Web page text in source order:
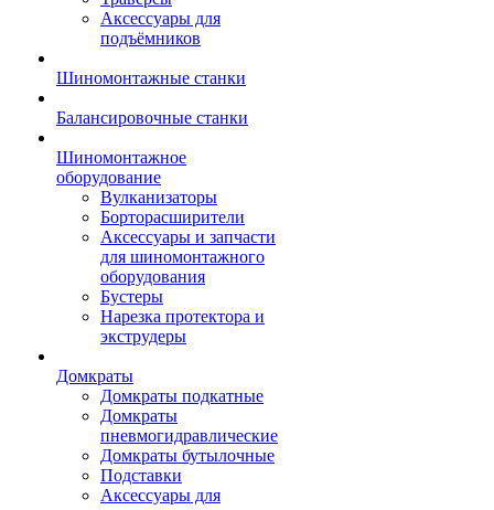
Аксессуары для
подъёмников
Шиномонтажные станки
Балансировочные станки
Шиномонтажное
оборудование
Вулканизаторы
Борторасширители
Аксессуары и запчасти
для шиномонтажного
оборудования
Бустеры
Нарезка протектора и
экструдеры
Домкраты
Домкраты подкатные
Домкраты
пневмогидравлические
Домкраты бутылочные
Подставки
Аксессуары для